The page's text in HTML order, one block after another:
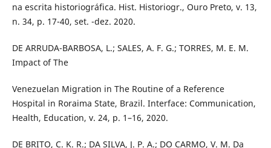
na escrita historiográfica. Hist. Historiogr., Ouro Preto, v. 13,
n. 34, p. 17-40, set. -dez. 2020.
DE ARRUDA-BARBOSA, L.; SALES, A. F. G.; TORRES, M. E. M.
Impact of The
Venezuelan Migration in The Routine of a Reference
Hospital in Roraima State, Brazil. Interface: Communication,
Health, Education, v. 24, p. 1–16, 2020.
DE BRITO, C. K. R.; DA SILVA, J. P. A.; DO CARMO, V. M. Da